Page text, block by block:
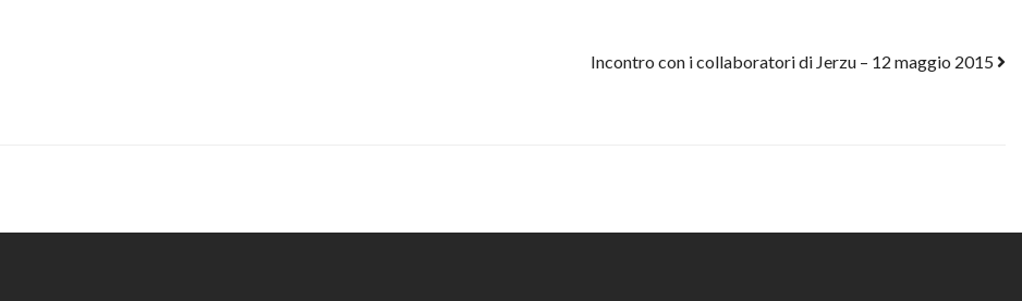
Incontro con i collaboratori di Jerzu – 12 maggio 2015